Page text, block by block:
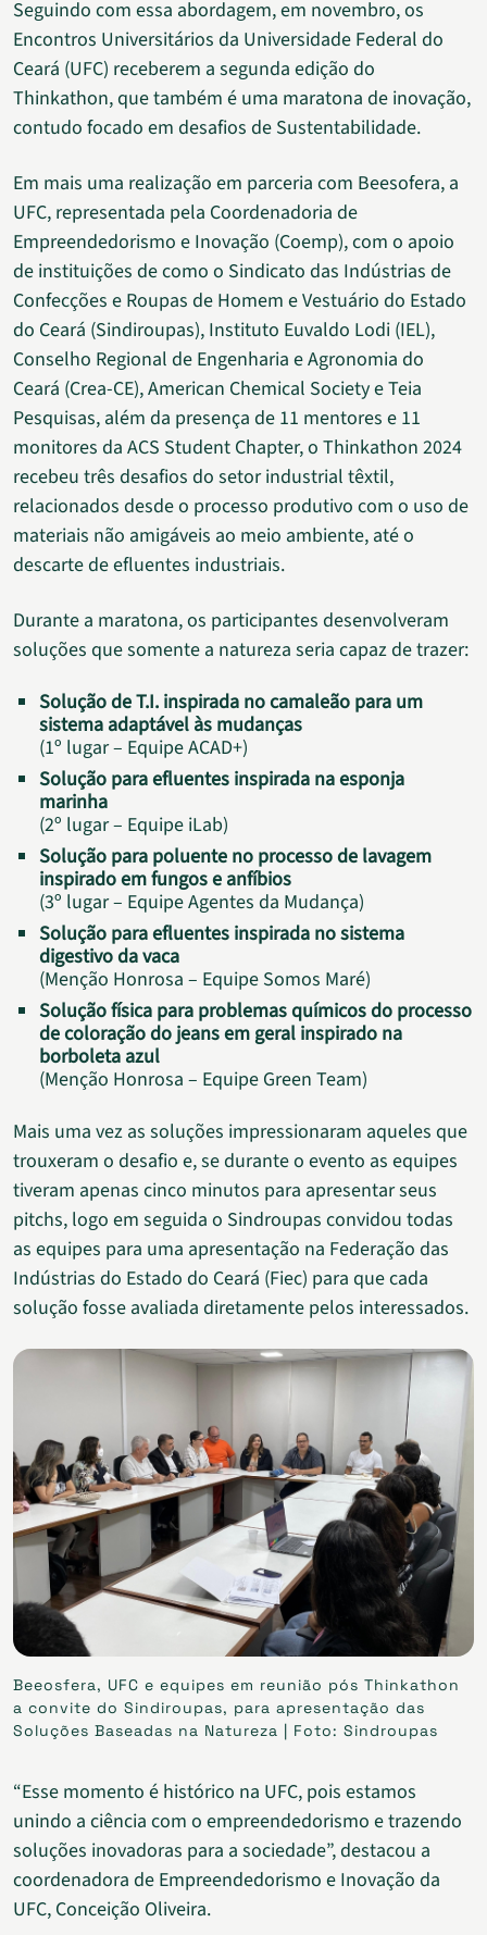
Seguindo com essa abordagem, em novembro, os
Encontros Universitários da Universidade Federal do
Ceará (UFC) receberem a segunda edição do
Thinkathon, que também é uma maratona de inovação,
contudo focado em desafios de Sustentabilidade.
Em mais uma realização em parceria com Beesofera, a
UFC, representada pela Coordenadoria de
Empreendedorismo e Inovação (Coemp), com o apoio
de instituições de como o Sindicato das Indústrias de
Confecções e Roupas de Homem e Vestuário do Estado
do Ceará (Sindiroupas), Instituto Euvaldo Lodi (IEL),
Conselho Regional de Engenharia e Agronomia do
Ceará (Crea-CE), American Chemical Society e Teia
Pesquisas, além da presença de 11 mentores e 11
monitores da ACS Student Chapter, o Thinkathon 2024
recebeu três desafios do setor industrial têxtil,
relacionados desde o processo produtivo com o uso de
materiais não amigáveis ao meio ambiente, até o
descarte de efluentes industriais.
Durante a maratona, os participantes desenvolveram
soluções que somente a natureza seria capaz de trazer:
Solução de T.I. inspirada no camaleão para um
sistema adaptável às mudanças
(1º lugar – Equipe ACAD+)
Solução para efluentes inspirada na esponja
marinha
(2º lugar – Equipe iLab)
Solução para poluente no processo de lavagem
inspirado em fungos e anfíbios
(3º lugar – Equipe Agentes da Mudança)
Solução para efluentes inspirada no sistema
digestivo da vaca
(Menção Honrosa – Equipe Somos Maré)
Solução física para problemas químicos do processo
de coloração do jeans em geral inspirado na
borboleta azul
(Menção Honrosa – Equipe Green Team)
Mais uma vez as soluções impressionaram aqueles que
trouxeram o desafio e, se durante o evento as equipes
tiveram apenas cinco minutos para apresentar seus
pitchs, logo em seguida o Sindroupas convidou todas
as equipes para uma apresentação na Federação das
Indústrias do Estado do Ceará (Fiec) para que cada
solução fosse avaliada diretamente pelos interessados.
Beeosfera, UFC e equipes em reunião pós Thinkathon
a convite do Sindiroupas, para apresentação das
Soluções Baseadas na Natureza | Foto: Sindroupas
“Esse momento é histórico na UFC, pois estamos
unindo a ciência com o empreendedorismo e trazendo
soluções inovadoras para a sociedade”, destacou a
coordenadora de Empreendedorismo e Inovação da
UFC, Conceição Oliveira.